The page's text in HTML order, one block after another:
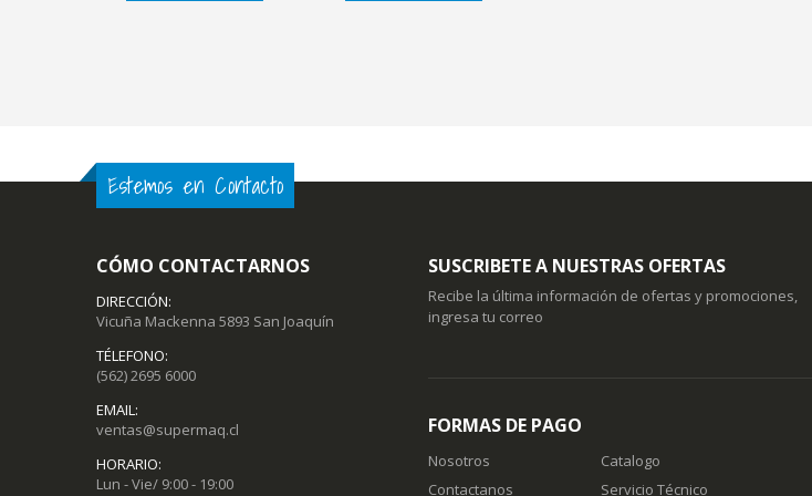
Estemos en Contacto
CÓMO CONTACTARNOS
DIRECCIÓN:
Vicuña Mackenna 5893 San Joaquín
TÉLEFONO:
(562) 2695 6000
EMAIL:
ventas@supermaq.cl
HORARIO:
Lun - Vie/ 9:00 - 19:00
SUSCRIBETE A NUESTRAS OFERTAS
Recibe la última información de ofertas y promociones,
ingresa tu correo
FORMAS DE PAGO
Nosotros
Contactanos
Catalogo
Servicio Técnico